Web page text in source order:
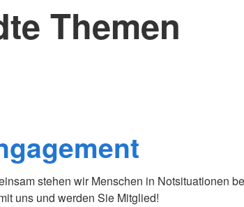
Themen
stehen wir Menschen in Notsituationen
uns und werden Sie Mitglied!